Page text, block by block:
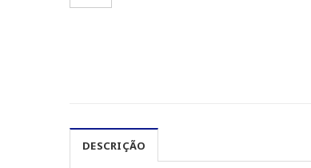
DESCRIÇÃO